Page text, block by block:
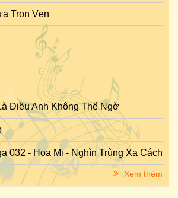
Trọn Vẹn
Điều Anh Không Thể Ngờ
032 - Họa Mi - Nghìn Trùng Xa Cách
Xem thêm